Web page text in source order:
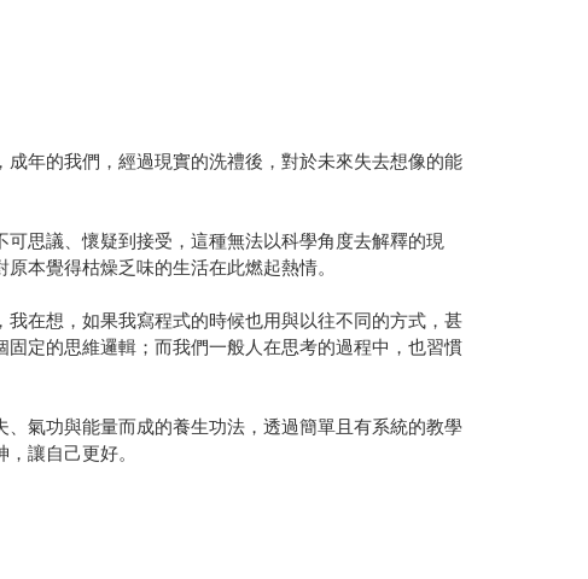
年的我們，經過現實的洗禮後，對於未來失去想像的能
思議、懷疑到接受，這種無法以科學角度去解釋的現
本覺得枯燥乏味的生活在此燃起熱情。
在想，如果我寫程式的時候也用與以往不同的方式，甚
定的思維邏輯；而我們一般人在思考的過程中，也習慣
氣功與能量而成的養生功法，透過簡單且有系統的教學
讓自己更好。